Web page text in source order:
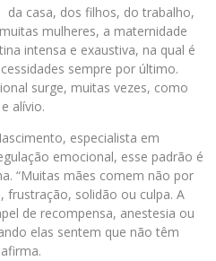
casa, dos filhos, do trabalho,
mulheres, a maternidade
intensa e exaustiva, na qual é
sempre por último.
surge, muitas vezes, como
alívio.
especialista em
emocional, esse padrão é
“Muitas mães comem não por
solidão ou culpa. A
de recompensa, anestesia ou
elas sentem que não têm